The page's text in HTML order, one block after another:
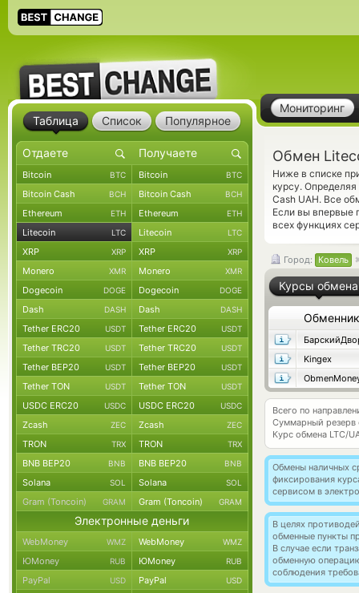
Мониторинг
Обмен
Ниже в списке
курсу.
Cash UAH. Все
Если вы впервые
всех функциях
Город: Ковель
Курсы обмена
Обменник
Kingex
Всего по
Суммарный резерв
Курс обмена LTC/
Обмены наличных
фиксирования
сервисом в
В целях
обменные пункты
В случае если
обменную
соблюдения
Таблица Список Популярное
Bitcoin BTC Bitcoin BTC
Bitcoin Cash BCH Bitcoin Cash BCH
Ethereum ETH Ethereum ETH
Litecoin LTC Litecoin LTC
XRP XRP XRP XRP
Monero XMR Monero XMR
Dogecoin DOGE Dogecoin DOGE
Dash DASH Dash DASH
Tether ERC20 USDT Tether ERC20 USDT
Tether TRC20 USDT Tether TRC20 USDT
Tether BEP20 USDT Tether BEP20 USDT
Tether TON USDT Tether TON USDT
USDC ERC20 USDC USDC ERC20 USDC
Zcash ZEC Zcash ZEC
TRON TRX TRON TRX
BNB BEP20 BNB BNB BEP20 BNB
Solana SOL Solana SOL
Gram (Toncoin) GRAM Gram (Toncoin) GRAM
Электронные деньги
WebMoney WMZ WebMoney WMZ
ЮMoney RUB ЮMoney RUB
PayPal USD PayPal USD